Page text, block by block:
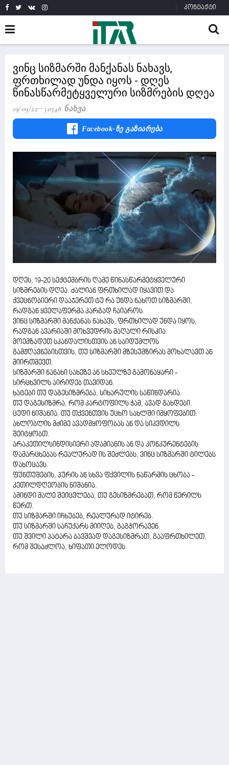
კონტაქტი
ვინც სიზმარში მანქანას ნახავს,
ფრთხილად უნდა იყოს - დღეს
წინასწარმეტყველური სიზმრების დღეა
19/09/22 50348 Ნახვა
Facebook-Ზე Გაზიარება
დღეს, 19-20 სექტემბრის ღამე წინასწარმეტყველური
სიზმრების დღეა. ძალიან ფრთხილად იყავით და
ქვეცნობიერი დააჯერეთ ტუ რა უნდა ნახოთ სიზმარში,
რადგან ყველაფერმა კარგად ჩაიაროს.
ვინც სიზმარში მანქანას ნახავს, ფრთხილად უნდა იყოს,
რადგან ავარიაში მოხვედრის მაღალი რისკია.
მოემზადეთ სკანდალისთვის ან საიდუმლოს
გამჟღავნებისთვის, თუ სიზმარში მზესუმზირას მოხალავთ ან
მიირთმევთ.
სიზმარში ნანახი სახეზე ან სხეულზე გამონაყარი -
სირცხვილს აირიდებ თავიდან.
ხატები თუ დაგესიზმრება, სიხარულის საწინდარია.
თუ დაგესიზმრა, რომ კარტოფილს ჭამ, ავად გახდები.
ცუდი ნიშანია, თუ თქვენთვის უცხო სახლში იმყოფებით:
ახლობლის მძიმე ავადმყოფობას ან და სიკვდილს
შეიტყობთ.
არაკეთილსინდისიერი ადამიანის ან და კონკურენტების
დამარცხებას რეალურად ის შეძლებს, ვინც სიზმარში ტილებს
დახოცავს.
ფუნთუშების, პურის ან სხვა ფქვილის ნაწარმის ცხობა -
კეთილდღეობის ნიშანია.
ამინდი მალე შეიცვლება, თუ გესიზმრებათ, რომ წერილს
წერთ.
თუ სიზმარში იჩხუბებ, რეალურად იტირებ.
თუ სიზმარში საჩუქარს მიიღებ, გაგჭორავენ.
თუ შვილი პატარა ბავშვად დაგესიზმრათ, გააფრთხილეთ,
რომ შესაძლოა, ხიფათი ელოდეს.